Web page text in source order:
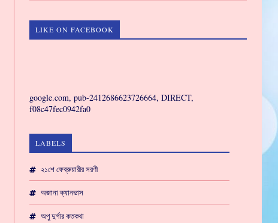
LIKE ON FACEBOOK
google.com, pub-2412686623726664, DIRECT,
f08c47fec0942fa0
LABELS
২১শে ফেব্রুয়ারীর সরণী
অজানা ক্যানভাস
অপু দুর্গার কতকথা